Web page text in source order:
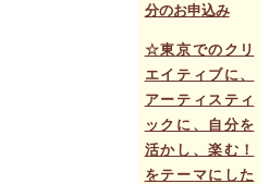
分のお申込み
☆東京でのクリ
エイティブに、
アーティスティ
ックに、自分を
活かし、楽む！
をテーマにした